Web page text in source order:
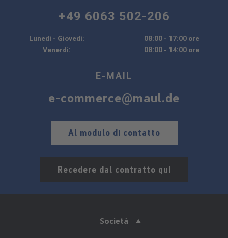
+49 6063 502-206
Lunedì - Giovedì:
08:00 - 17:00 ore
Venerdì:
08:00 - 14:00 ore
E-MAIL
e-commerce@maul.de
Al modulo di contatto
Recedere dal contratto qui
Società